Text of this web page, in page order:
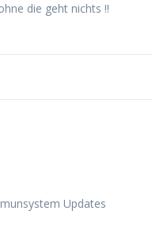
die geht nichts !!
Updates